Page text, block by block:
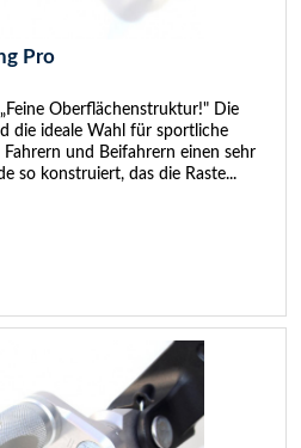
Pro
Oberflächenstruktur!" Die
die ideale Wahl für sportliche
und Beifahrern einen sehr
so konstruiert, das die Raste...